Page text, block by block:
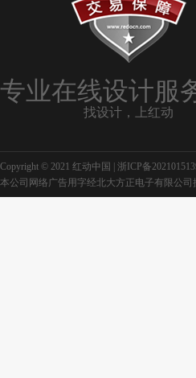
专业在线设计服
找设计，上红动
Copyright © 2021 红动中国 | 浙ICP备
本公司网络广告用字经北大方正电子有限公